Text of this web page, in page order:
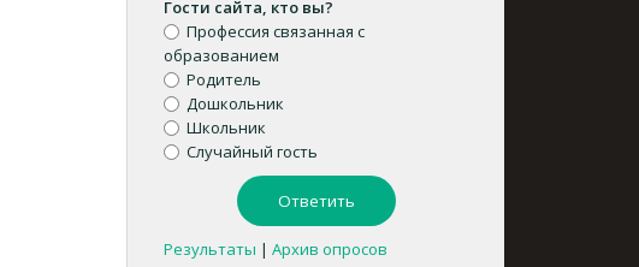
Гости сайта, кто вы?
Профессия связанная с
образованием
Родитель
Дошкольник
Школьник
Случайный гость
Результаты |Архив опросов